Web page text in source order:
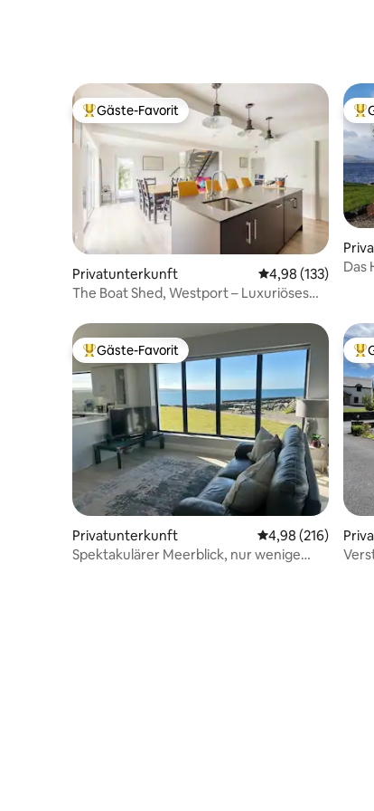
Beliebter Gäste-Favorit.
Gäste-Favorit
Privatunterkunft Durchschnittliche
4,98 (133)
The Boat Shed, Westport – Luxuriöses
Das
Beliebter Gäste-Favorit.
Gäste-Favorit
Privatunterkunft Durchschnittliche
4,98 (216)
Spektakulärer Meerblick, nur wenige